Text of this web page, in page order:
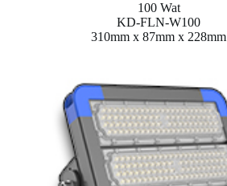
100 Wat
KD-FLN-W100
310mm x 87mm x 228mm